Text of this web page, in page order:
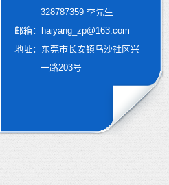
328787359 李先生
邮箱：haiyang_zp@163.com
地址：东莞市长安镇乌沙社区兴
一路203号